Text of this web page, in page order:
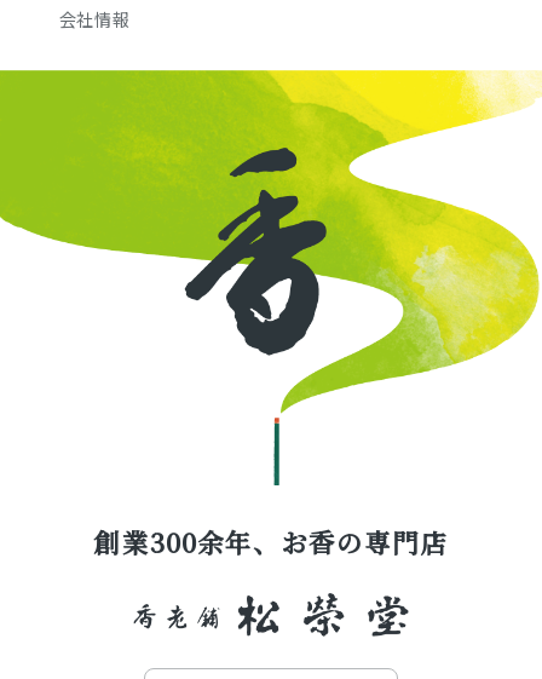
会社情報
創業300余年、お香の専門店